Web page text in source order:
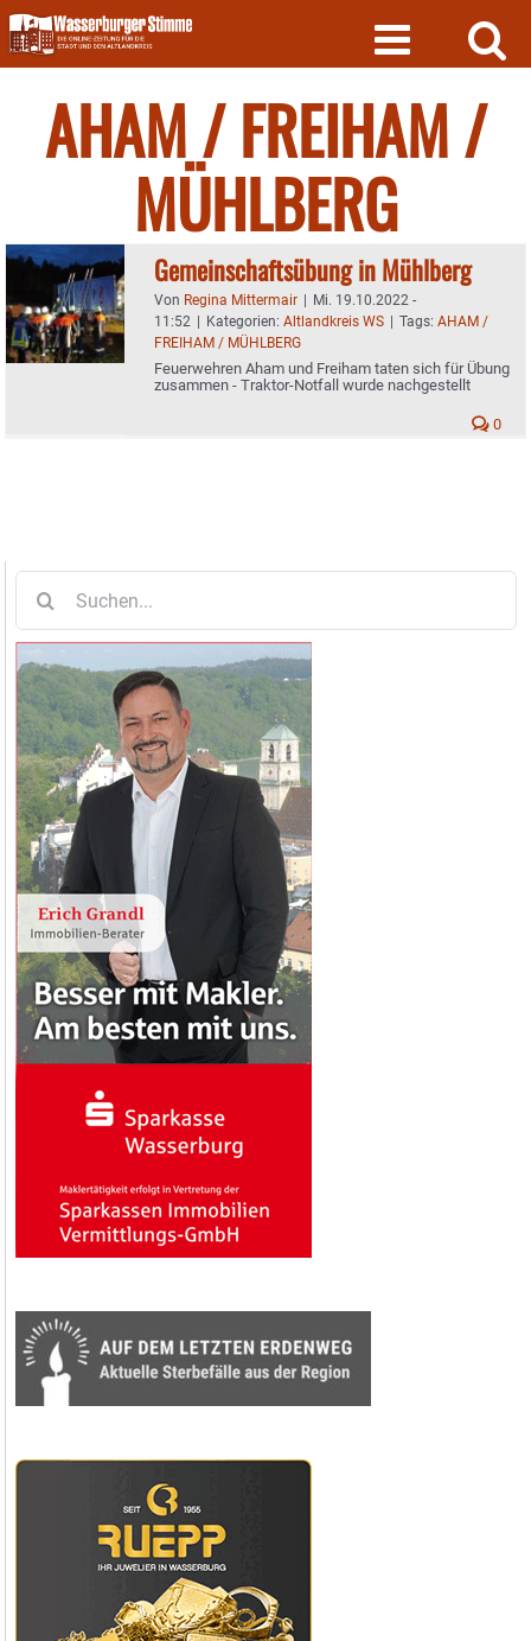
Skip
to
content
AHAM / FREIHAM /
MÜHLBERG
Gemeinschaftsübung in Mühlberg
Von Regina Mittermair | Mi. 19.10.2022 -
11:52 | Kategorien: Altlandkreis WS | Tags: AHAM /
FREIHAM / MÜHLBERG
Feuerwehren Aham und Freiham taten sich für Übung
zusammen - Traktor-Notfall wurde nachgestellt
0
nach: